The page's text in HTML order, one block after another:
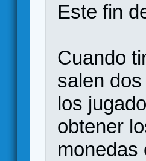
Este fin
Cuando
salen
los
obtener
monedas